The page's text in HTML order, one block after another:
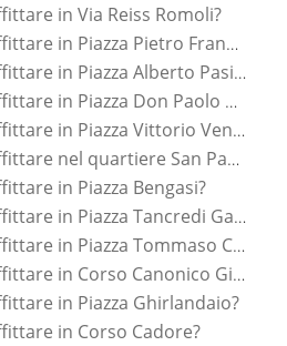
in Via Reiss Romoli?
Vendere o Affittare in Piazza Pietro Francesco Guala?
Vendere o Affittare in Piazza Alberto Pasini?
Vendere o Affittare in Piazza Don Paolo Albera?
Vendere o Affittare in Piazza Vittorio Veneto?
Vendere o Affittare nel quartiere San Paolo?
in Piazza Bengasi?
Vendere o Affittare in Piazza Tancredi Galimberti?
Vendere o Affittare in Piazza Tommaso Campanella?
Vendere o Affittare in Corso Canonico Giuseppe Allamano?
in Piazza Ghirlandaio?
in Corso Cadore?